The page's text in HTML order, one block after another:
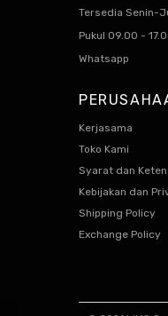
Tersedia Senin-
Pukul 09.00 -
Whatsapp
Kerjasama
Toko Kami
Syarat dan
Kebijakan dan
Shipping Policy
Exchange Policy